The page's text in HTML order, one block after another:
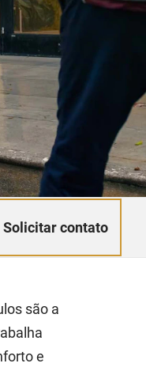
Solicitar contato
são a
e